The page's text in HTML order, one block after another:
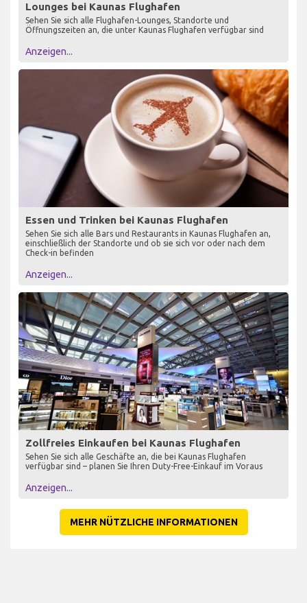
Lounges bei Kaunas Flughafen
Sehen Sie sich alle Flughafen-Lounges, Standorte und
Öffnungszeiten an, die unter Kaunas Flughafen verfügbar sind
Anzeigen...
Essen und Trinken bei Kaunas Flughafen
Sehen Sie sich alle Bars und Restaurants in Kaunas Flughafen an,
einschließlich der Standorte und ob sie sich vor oder nach dem
Check-in befinden
Anzeigen...
Zollfreies Einkaufen bei Kaunas Flughafen
Sehen Sie sich alle Geschäfte an, die bei Kaunas Flughafen
verfügbar sind – planen Sie Ihren Duty-Free-Einkauf im Voraus
Anzeigen...
MEHR NÜTZLICHE INFORMATIONEN